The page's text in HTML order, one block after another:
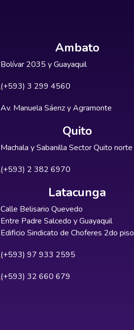
Ambato
Bolívar 2035 y Guayaquil
(+593) 3 299 4560
Av. Manuela Sáenz y Agramonte
Quito
Machala y Sabanilla Sector Quito norte
(+593) 2 382 6970
Latacunga
Calle Belisario Quevedo
Entre Padre Salcedo y Guayaquil
Edificio Sindicato de Choferes 2do piso
(+593) 97 933 2595
(+593) 32 660 679